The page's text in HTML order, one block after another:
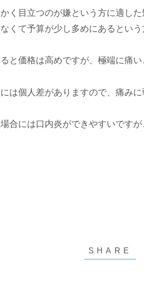
く目立つのが嫌という方に適し
くて予算が少し多めにあるという
と価格は高めですが、極端に痛い
は個人差がありますので、痛みに
合には口内炎ができやすいです